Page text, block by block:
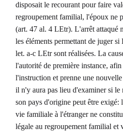
disposait le recourant pour faire
regroupement familial, l'époux ne
(art. 47 al. 4 LEtr). L'arrêt attaqué
les éléments permettant de juger
let. a-c LEtr sont réalisées. La
l'autorité de première instance,
l'instruction et prenne une
il n'y aura pas lieu d'examiner si le
son pays d'origine peut être
vie familiale à l'étranger ne
légale au regroupement familial et